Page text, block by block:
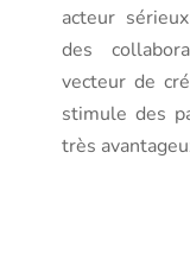
acteur
des
vecteur de
stimule des
très